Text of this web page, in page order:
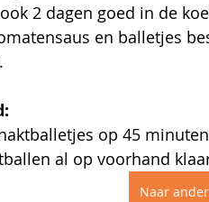
2 dagen goed in de
en balletjes
op 45
al op voorhand
Naar